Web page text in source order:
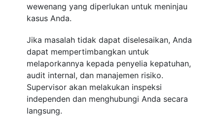
wewenang yang diperlukan untuk meninjau
kasus Anda.
Jika masalah tidak dapat diselesaikan, Anda
dapat mempertimbangkan untuk
melaporkannya kepada penyelia kepatuhan,
audit internal, dan manajemen risiko.
Supervisor akan melakukan inspeksi
independen dan menghubungi Anda secara
langsung.